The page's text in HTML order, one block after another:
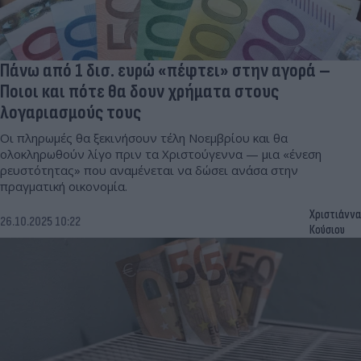
Πάνω από 1 δισ. ευρώ «πέφτει» στην αγορά –
Ποιοι και πότε θα δουν χρήματα στους
λογαριασμούς τους
Οι πληρωμές θα ξεκινήσουν τέλη Νοεμβρίου και θα
ολοκληρωθούν λίγο πριν τα Χριστούγεννα — μια «ένεση
ρευστότητας» που αναμένεται να δώσει ανάσα στην
πραγματική οικονομία.
26.10.2025 10:22
Χριστιάννα
Κούσιου